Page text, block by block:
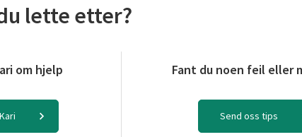
lette etter?
om hjelp Fant du noen feil eller
Send oss tips